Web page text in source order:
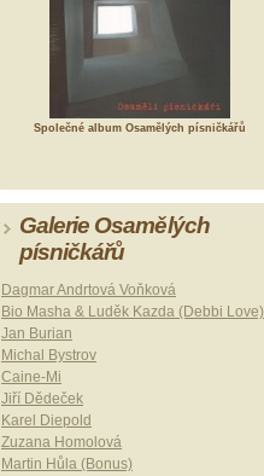
Společné album Osamělých písničkářů
Galerie Osamělých
písničkářů
Dagmar Andrtová Voňková
Bio Masha & Luděk Kazda (Debbi Love)
Jan Burian
Michal Bystrov
Caine-Mi
Jiří Dědeček
Karel Diepold
Zuzana Homolová
Martin Hůla (Bonus)